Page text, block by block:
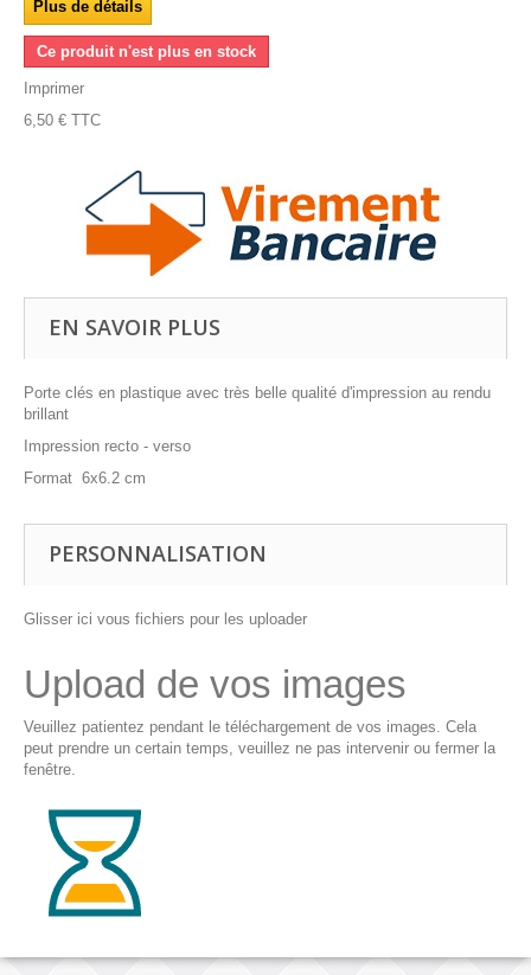
Plus de détails
Ce produit n'est plus en stock
Imprimer
6,50 € TTC
EN SAVOIR PLUS
Porte clés en plastique avec très belle qualité d'impression au rendu
brillant
Impression recto - verso
Format 6x6.2 cm
PERSONNALISATION
Glisser ici vous fichiers pour les uploader
Upload de vos images
Veuillez patientez pendant le téléchargement de vos images. Cela
peut prendre un certain temps, veuillez ne pas intervenir ou fermer la
fenêtre.